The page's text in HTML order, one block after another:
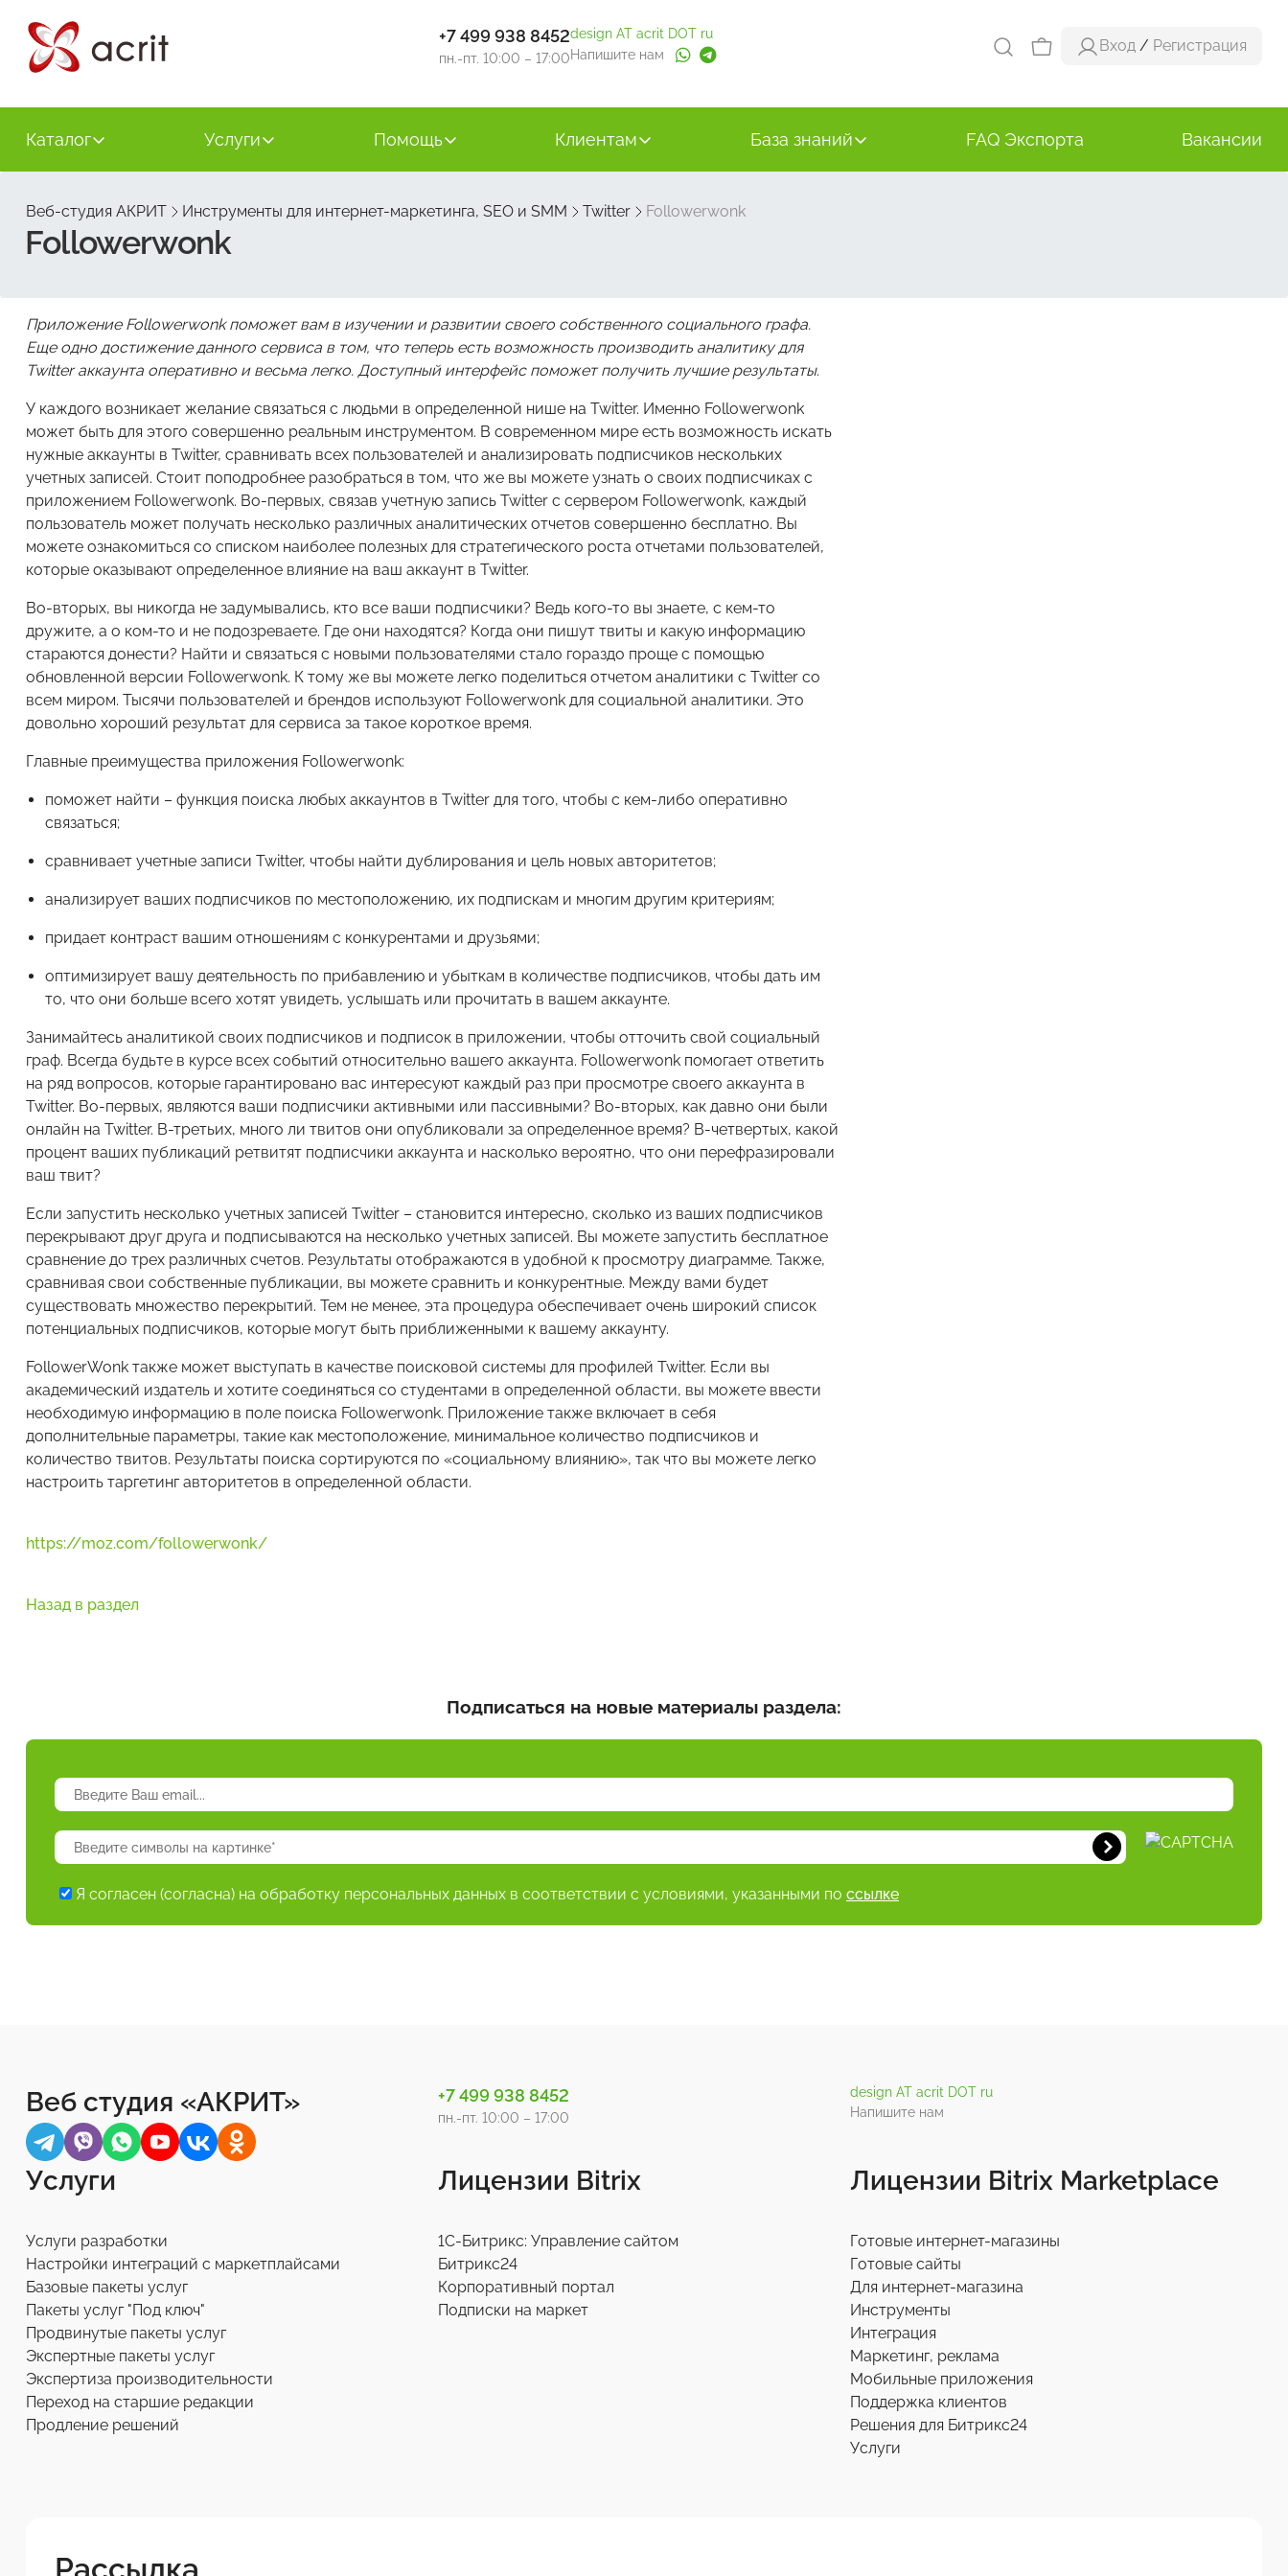
+7 499 938 8452
пн.-пт. 10:00 – 17:00
design AT acrit DOT ru
Напишите нам
Вход / Регистрация
Каталог Услуги Помощь Клиентам База знаний FAQ Экспорта Вакансии
Веб-студия АКРИТ Инструменты для интернет-маркетинга, SEO и SMM Twitter Followerwonk
Followerwonk
Приложение Followerwonk поможет вам в изучении и развитии своего собственного социального графа.
Еще одно достижение данного сервиса в том, что теперь есть возможность производить аналитику для
Twitter аккаунта оперативно и весьма легко. Доступный интерфейс поможет получить лучшие результаты.
У каждого возникает желание связаться с людьми в определенной нише на Twitter. Именно Followerwonk
может быть для этого совершенно реальным инструментом. В современном мире есть возможность искать
нужные аккаунты в Twitter, сравнивать всех пользователей и анализировать подписчиков нескольких
учетных записей. Стоит поподробнее разобраться в том, что же вы можете узнать о своих подписчиках с
приложением Followerwonk. Во-первых, связав учетную запись Twitter с сервером Followerwonk, каждый
пользователь может получать несколько различных аналитических отчетов совершенно бесплатно. Вы
можете ознакомиться со списком наиболее полезных для стратегического роста отчетами пользователей,
которые оказывают определенное влияние на ваш аккаунт в Twitter.
Во-вторых, вы никогда не задумывались, кто все ваши подписчики? Ведь кого-то вы знаете, с кем-то
дружите, а о ком-то и не подозреваете. Где они находятся? Когда они пишут твиты и какую информацию
стараются донести? Найти и связаться с новыми пользователями стало гораздо проще с помощью
обновленной версии Followerwonk. К тому же вы можете легко поделиться отчетом аналитики с Twitter со
всем миром. Тысячи пользователей и брендов используют Followerwonk для социальной аналитики. Это
довольно хороший результат для сервиса за такое короткое время.
Главные преимущества приложения Followerwonk:
поможет найти – функция поиска любых аккаунтов в Twitter для того, чтобы с кем-либо оперативно
связаться;
сравнивает учетные записи Twitter, чтобы найти дублирования и цель новых авторитетов;
анализирует ваших подписчиков по местоположению, их подпискам и многим другим критериям;
придает контраст вашим отношениям с конкурентами и друзьями;
оптимизирует вашу деятельность по прибавлению и убыткам в количестве подписчиков, чтобы дать им
то, что они больше всего хотят увидеть, услышать или прочитать в вашем аккаунте.
Занимайтесь аналитикой своих подписчиков и подписок в приложении, чтобы отточить свой социальный
граф. Всегда будьте в курсе всех событий относительно вашего аккаунта. Followerwonk помогает ответить
на ряд вопросов, которые гарантировано вас интересуют каждый раз при просмотре своего аккаунта в
Twitter. Во-первых, являются ваши подписчики активными или пассивными? Во-вторых, как давно они были
онлайн на Twitter. В-третьих, много ли твитов они опубликовали за определенное время? В-четвертых, какой
процент ваших публикаций ретвитят подписчики аккаунта и насколько вероятно, что они перефразировали
ваш твит?
Если запустить несколько учетных записей Twitter – становится интересно, сколько из ваших подписчиков
перекрывают друг друга и подписываются на несколько учетных записей. Вы можете запустить бесплатное
сравнение до трех различных счетов. Результаты отображаются в удобной к просмотру диаграмме. Также,
сравнивая свои собственные публикации, вы можете сравнить и конкурентные. Между вами будет
существовать множество перекрытий. Тем не менее, эта процедура обеспечивает очень широкий список
потенциальных подписчиков, которые могут быть приближенными к вашему аккаунту.
FollowerWonk также может выступать в качестве поисковой системы для профилей Twitter. Если вы
академический издатель и хотите соединяться со студентами в определенной области, вы можете ввести
необходимую информацию в поле поиска Followerwonk. Приложение также включает в себя
дополнительные параметры, такие как местоположение, минимальное количество подписчиков и
количество твитов. Результаты поиска сортируются по «социальному влиянию», так что вы можете легко
настроить таргетинг авторитетов в определенной области.
https://moz.com/followerwonk/
Назад в раздел
Подписаться на новые материалы раздела:
Я согласен (согласна) на обработку персональных данных в соответствии с условиями, указанными по ссылке
Веб студия «АКРИТ» +7 499 938 8452
пн.-пт. 10:00 – 17:00
design AT acrit DOT ru
Напишите нам
Услуги
Услуги разработки
Настройки интеграций с маркетплайсами
Базовые пакеты услуг
Пакеты услуг "Под ключ"
Продвинутые пакеты услуг
Экспертные пакеты услуг
Экспертиза производительности
Переход на старшие редакции
Продление решений
Лицензии Bitrix
1С-Битрикс: Управление сайтом
Битрикс24
Корпоративный портал
Подписки на маркет
Лицензии Bitrix Marketplace
Готовые интернет-магазины
Готовые сайты
Для интернет-магазина
Инструменты
Интеграция
Маркетинг, реклама
Мобильные приложения
Поддержка клиентов
Решения для Битрикс24
Услуги
Рассылка